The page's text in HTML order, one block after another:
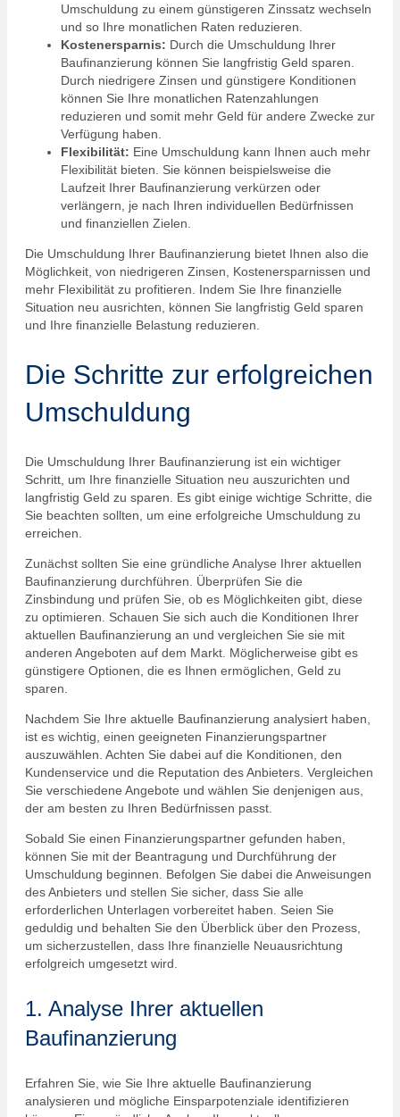
Umschuldung zu einem günstigeren Zinssatz wechseln
und so Ihre monatlichen Raten reduzieren.
Kostenersparnis: Durch die Umschuldung Ihrer
Baufinanzierung können Sie langfristig Geld sparen.
Durch niedrigere Zinsen und günstigere Konditionen
können Sie Ihre monatlichen Ratenzahlungen
reduzieren und somit mehr Geld für andere Zwecke zur
Verfügung haben.
Flexibilität: Eine Umschuldung kann Ihnen auch mehr
Flexibilität bieten. Sie können beispielsweise die
Laufzeit Ihrer Baufinanzierung verkürzen oder
verlängern, je nach Ihren individuellen Bedürfnissen
und finanziellen Zielen.
Die Umschuldung Ihrer Baufinanzierung bietet Ihnen also die
Möglichkeit, von niedrigeren Zinsen, Kostenersparnissen und
mehr Flexibilität zu profitieren. Indem Sie Ihre finanzielle
Situation neu ausrichten, können Sie langfristig Geld sparen
und Ihre finanzielle Belastung reduzieren.
Die Schritte zur erfolgreichen
Umschuldung
Die Umschuldung Ihrer Baufinanzierung ist ein wichtiger
Schritt, um Ihre finanzielle Situation neu auszurichten und
langfristig Geld zu sparen. Es gibt einige wichtige Schritte, die
Sie beachten sollten, um eine erfolgreiche Umschuldung zu
erreichen.
Zunächst sollten Sie eine gründliche Analyse Ihrer aktuellen
Baufinanzierung durchführen. Überprüfen Sie die
Zinsbindung und prüfen Sie, ob es Möglichkeiten gibt, diese
zu optimieren. Schauen Sie sich auch die Konditionen Ihrer
aktuellen Baufinanzierung an und vergleichen Sie sie mit
anderen Angeboten auf dem Markt. Möglicherweise gibt es
günstigere Optionen, die es Ihnen ermöglichen, Geld zu
sparen.
Nachdem Sie Ihre aktuelle Baufinanzierung analysiert haben,
ist es wichtig, einen geeigneten Finanzierungspartner
auszuwählen. Achten Sie dabei auf die Konditionen, den
Kundenservice und die Reputation des Anbieters. Vergleichen
Sie verschiedene Angebote und wählen Sie denjenigen aus,
der am besten zu Ihren Bedürfnissen passt.
Sobald Sie einen Finanzierungspartner gefunden haben,
können Sie mit der Beantragung und Durchführung der
Umschuldung beginnen. Befolgen Sie dabei die Anweisungen
des Anbieters und stellen Sie sicher, dass Sie alle
erforderlichen Unterlagen vorbereitet haben. Seien Sie
geduldig und behalten Sie den Überblick über den Prozess,
um sicherzustellen, dass Ihre finanzielle Neuausrichtung
erfolgreich umgesetzt wird.
1. Analyse Ihrer aktuellen
Baufinanzierung
Erfahren Sie, wie Sie Ihre aktuelle Baufinanzierung
analysieren und mögliche Einsparpotenziale identifizieren